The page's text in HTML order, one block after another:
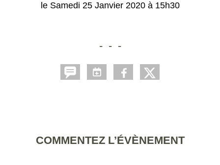
le Samedi 25 Janvier 2020 à 15h30
- - -
COMMENTEZ L’ÉVÈNEMENT